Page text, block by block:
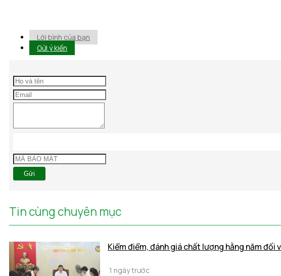
Lời bình của bạn
Gửi ý kiến
Gửi
Tin cùng chuyên mục
Kiểm điểm, đánh giá chất lượng hằng năm đối
1 ngày trước